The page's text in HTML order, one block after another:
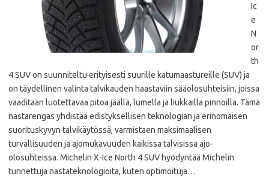
Ic
e
N
or
th
4 SUV on suunniteltu erityisesti suurille katumaastureille (SUV) ja
on täydellinen valinta talvikauden haastaviin sääolosuhteisiin, joissa
vaaditaan luotettavaa pitoa jäällä, lumella ja liukkailla pinnoilla. Tämä
nastarengas yhdistää edistyksellisen teknologian ja erinomaisen
suorituskyvyn talvikäytössä, varmistaen maksimaalisen
turvallisuuden ja ajomukavuuden kaikissa talvisissa ajo-
olosuhteissa. Michelin X-Ice North 4 SUV hyödyntää Michelin
tunnettuja nastateknologioita, kuten optimoituja…